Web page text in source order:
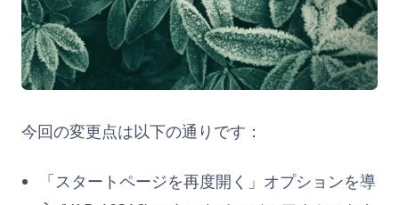
今回の変更点は以下の通りです：
「スタートページを再度開く」オプションを導